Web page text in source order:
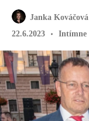
Janka Kováčová
22.6.2023
Intímne